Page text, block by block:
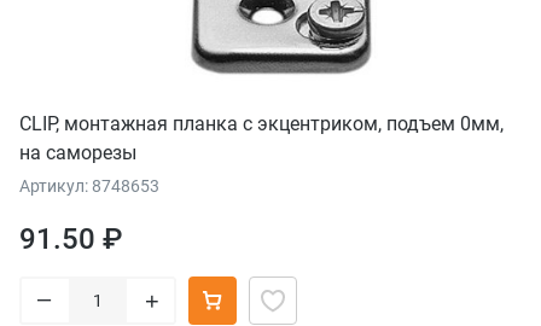
CLIP, монтажная планка с экцентриком, подъем 0мм,
на саморезы
Артикул: 8748653
91.50 ₽
– +